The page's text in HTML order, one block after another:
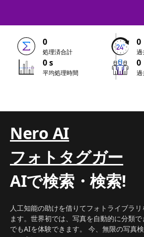
0
処理済合計
0
過
0 s
平均処理時間
0
過
Nero AI
フォトタグガー
AIで検索・検索!
人工知能の助けを借りてフォトライブラ
ます。世界初では、写真を自動的に分類
でもAIを体験できます。 今、無限の写真